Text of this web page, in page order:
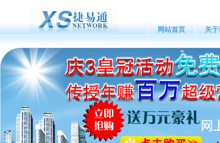
网站首页 关